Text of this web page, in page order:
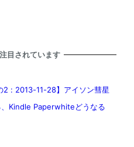
目されています
2 : 2013-11-28】アイソン彗星
、Kindle Paperwhiteどうなる